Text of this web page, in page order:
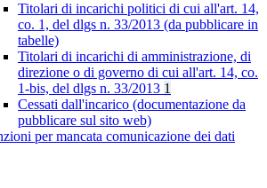
Titolari di incarichi politici di cui all'art. 14,
co. 1, del dlgs n. 33/2013 (da pubblicare in
tabelle)
Titolari di incarichi di amministrazione, di
direzione o di governo di cui all'art. 14, co.
1-bis, del dlgs n. 33/2013 1
Cessati dall'incarico (documentazione da
pubblicare sul sito web)
per mancata comunicazione dei dati